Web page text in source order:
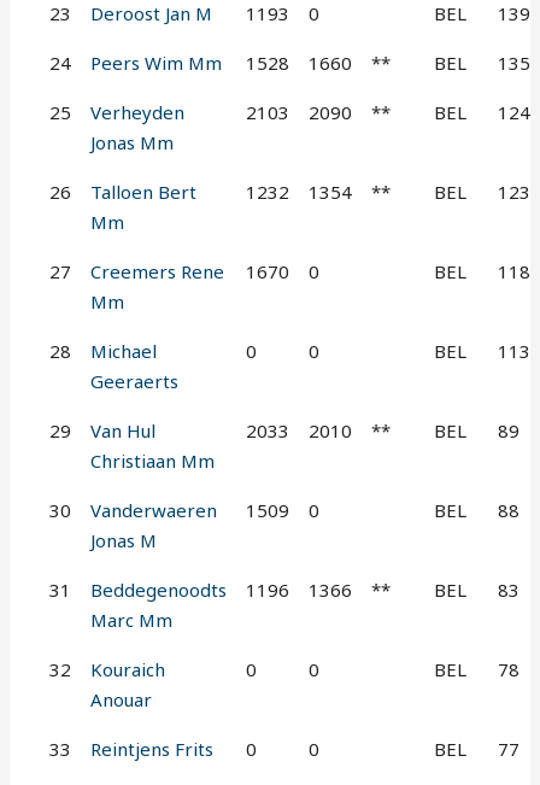
23 Deroost Jan M 1193 0 BEL 139
24 Peers Wim Mm 1528 1660 ** BEL 135
25
Verheyden
Jonas Mm
2103 2090 ** BEL 124
26
Talloen Bert
Mm
1232 1354 ** BEL 123
27
Creemers Rene
Mm
1670 0 BEL 118
28
Michael
Geeraerts
0 0 BEL 113
29
Van Hul
Christiaan Mm
2033 2010 ** BEL 89
30
Vanderwaeren
Jonas M
1509 0 BEL 88
31
Beddegenoodts
Marc Mm
1196 1366 ** BEL 83
32
Kouraich
Anouar
0 0 BEL 78
33 Reintjens Frits 0 0 BEL 77